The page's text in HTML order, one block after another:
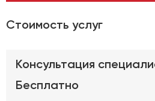
Стоимость услуг
Консультация
Бесплатно